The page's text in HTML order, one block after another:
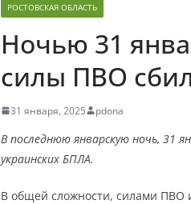
РОСТОВСКАЯ ОБЛАСТЬ
Ночью 31
силы ПВО
31 января, 2025 pdona
В последнюю январскую ночь, 31
украинских БПЛА.
В общей сложности, силами ПВО